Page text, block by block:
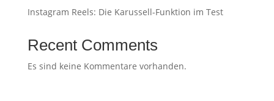
Instagram Reels: Die Karussell-Funktion im Test
Recent Comments
Es sind keine Kommentare vorhanden.